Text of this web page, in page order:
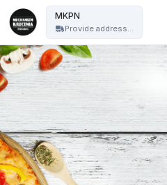
MKPN
Provide address...